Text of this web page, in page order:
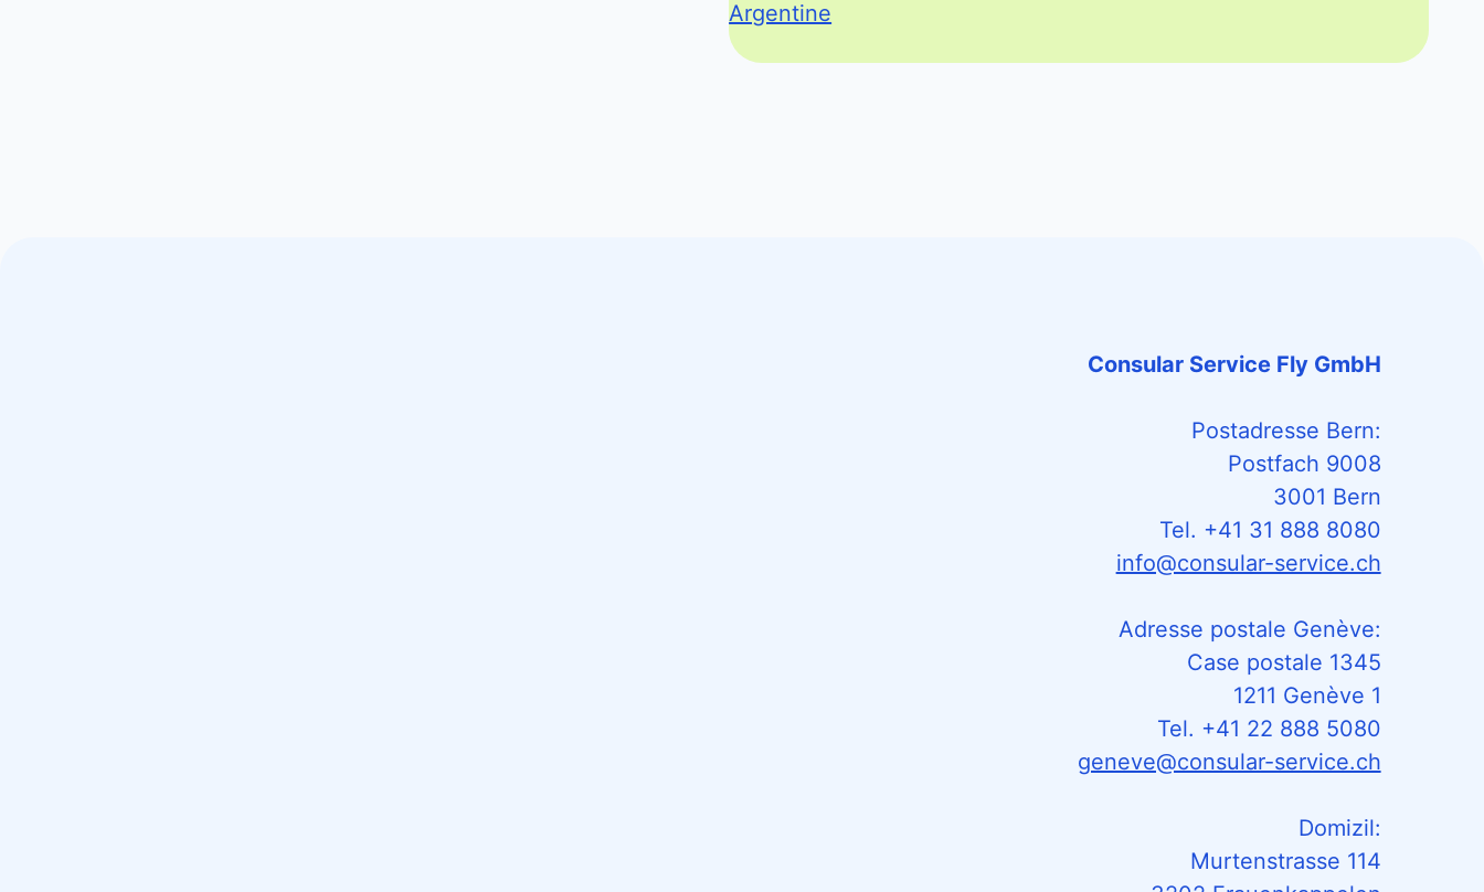
Argentine
Consular Service Fly GmbH
Postadresse Bern:
Postfach 9008
3001 Bern
Tel. +41 31 888 8080
info@consular-service.ch
Adresse postale Genève:
Case postale 1345
1211 Genève 1
Tel. +41 22 888 5080
geneve@consular-service.ch
Domizil:
Murtenstrasse 114